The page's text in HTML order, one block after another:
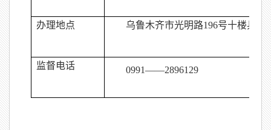
办理地点 乌鲁木齐市光明路196号十楼兵团
监督电话 0991——2896129